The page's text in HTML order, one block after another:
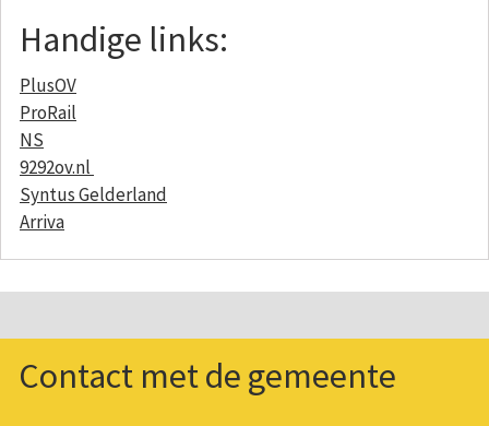
Handige links:
PlusOV
ProRail
NS
9292ov.nl
Syntus Gelderland
Arriva
Contact met de gemeente